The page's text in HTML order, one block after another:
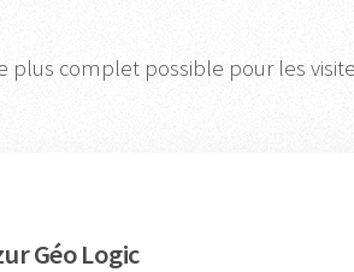
plus complet possible pour les
Géo Logic